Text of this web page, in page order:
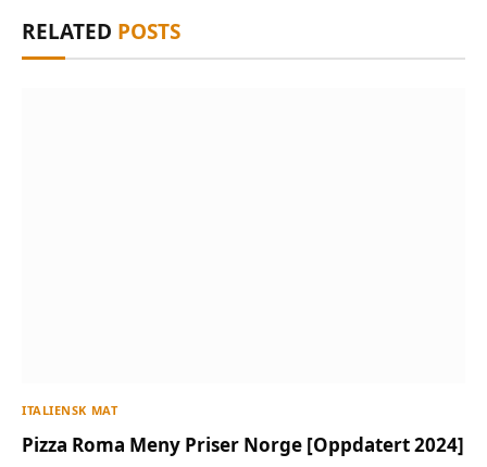
RELATED POSTS
ITALIENSK MAT
Pizza Roma Meny Priser Norge [Oppdatert 2024]